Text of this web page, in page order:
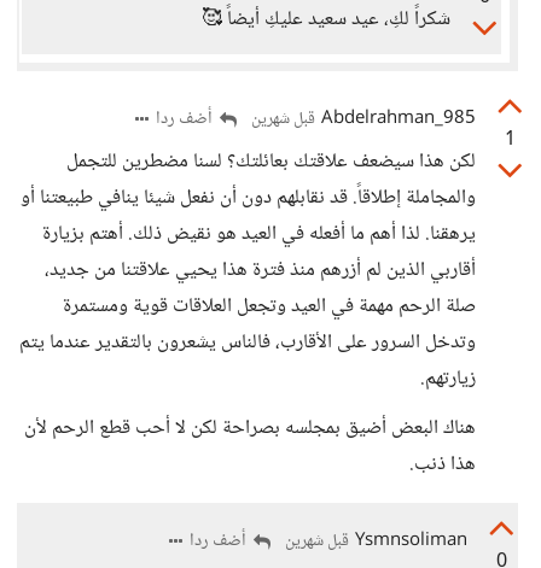
شكراً لكِ، عيد سعيد عليكِ أيضاً 🥰
1
Abdelrahman_985 قبل شهرين أضف ردا
لكن هذا سيضعف علاقتك بعائلتك؟ لسنا مضطرين للتجمل
والمجاملة إطلاقاً. قد نقابلهم دون أن نفعل شيئا ينافي طبيعتنا أو
يرهقنا. لذا أهم ما أفعله في العيد هو نقيض ذلك. أهتم بزيارة
أقاربي الذين لم أزرهم منذ فترة هذا يحيي علاقتنا من جديد،
صلة الرحم مهمة في العيد وتجعل العلاقات قوية ومستمرة
وتدخل السرور على الأقارب، فالناس يشعرون بالتقدير عندما يتم
زيارتهم.
هناك البعض أضيق بمجلسه بصراحة لكن لا أحب قطع الرحم لأن
هذا ذنب.
Ysmnsoliman قبل شهرين أضف ردا